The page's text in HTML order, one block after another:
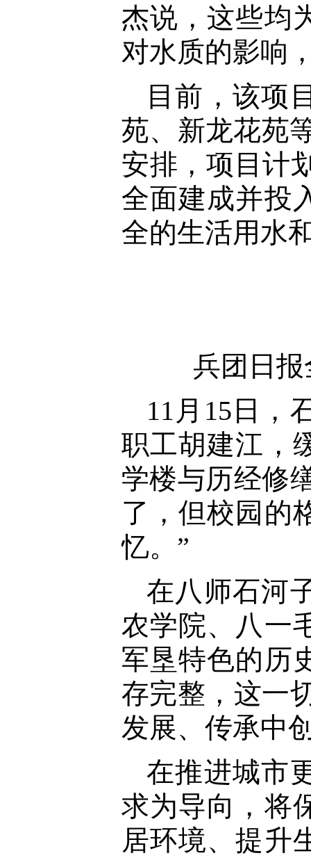
杰说，这些均
对水质的影响
目前，该项
苑、新龙花苑
安排，项目计
全面建成并投
全的生活用水
兵团日
11月15日，
职工胡建江，
学楼与历经修
了，但校园的
忆。”
在八师石河
农学院、八一
军垦特色的历
存完整，这一
发展、传承中
在推进城市
求为导向，将
居环境、提升